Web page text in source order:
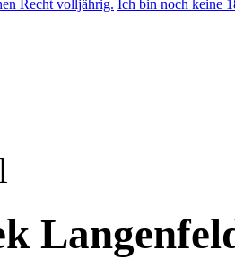
Recht volljährig. Ich bin noch keine